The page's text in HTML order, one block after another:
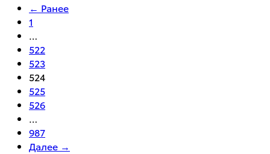
← Ранее
1
…
522
523
524
525
526
…
987
Далее →